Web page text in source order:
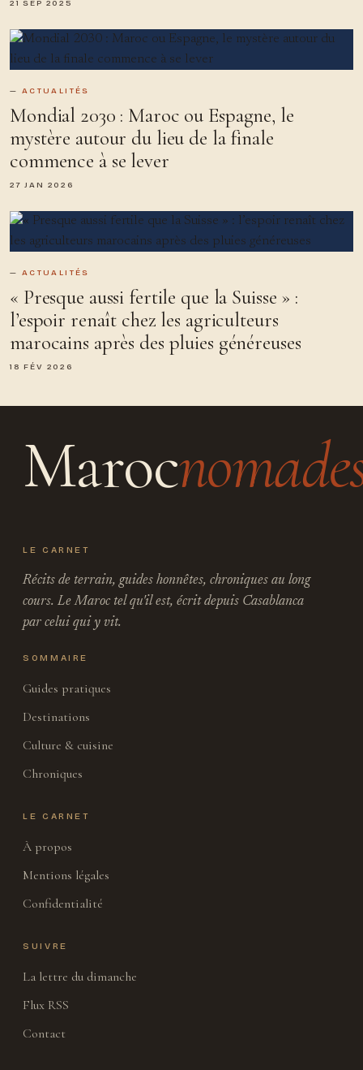
21 SEP 2025
ACTUALITÉS
Mondial 2030 : Maroc ou Espagne, le
mystère autour du lieu de la finale
commence à se lever
27 JAN 2026
ACTUALITÉS
« Presque aussi fertile que la Suisse » :
l’espoir renaît chez les agriculteurs
marocains après des pluies généreuses
18 FÉV 2026
Maroc
LE CARNET
Récits de terrain, guides honnêtes, chroniques au long
cours. Le Maroc tel qu'il est, écrit depuis Casablanca
par celui qui y vit.
SOMMAIRE
Guides pratiques
Destinations
Culture & cuisine
Chroniques
LE CARNET
À propos
Mentions légales
Confidentialité
SUIVRE
La lettre du dimanche
Flux RSS
Contact